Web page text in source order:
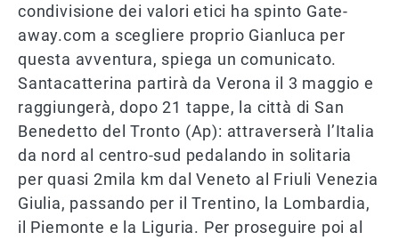
condivisione dei valori etici ha spinto Gate-
away.com a scegliere proprio Gianluca per
questa avventura, spiega un comunicato.
Santacatterina partirà da Verona il 3 maggio e
raggiungerà, dopo 21 tappe, la città di San
Benedetto del Tronto (Ap): attraverserà l’Italia
da nord al centro-sud pedalando in solitaria
per quasi 2mila km dal Veneto al Friuli Venezia
Giulia, passando per il Trentino, la Lombardia,
il Piemonte e la Liguria. Per proseguire poi al